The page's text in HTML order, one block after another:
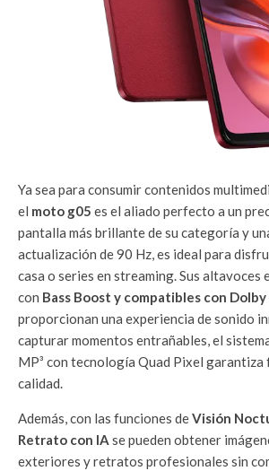
Ya sea para consumir contenidos
el moto g05 es el aliado perfecto a un
pantalla más brillante de su categoría y
actualización de 90 Hz, es ideal para
casa o series en streaming. Sus altavoces
con Bass Boost y compatibles con
proporcionan una experiencia de sonido
capturar momentos entrañables, el
MP³ con tecnología Quad Pixel
calidad.
Además, con las funciones deVisión
Retrato con IA se pueden obtener
exteriores y retratos profesionales sin